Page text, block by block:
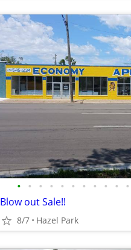
• • • • • • • • • • •
Blow out Sale!!
8/7 Hazel Park